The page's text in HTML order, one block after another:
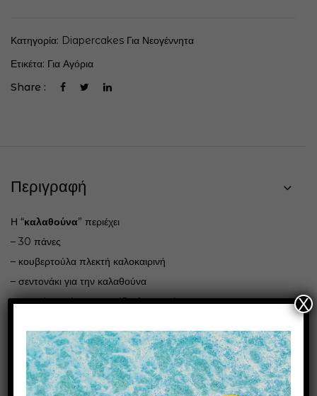
Κατηγορία: Diapercakes Για Νεογέννητα
Ετικέτα: Για Αγόρια
Share :
Περιγραφή
Η “καλαθούνα” περιέχει
– 30 πάνες
– κουβερτούλα πλεκτή καλοκαιρινή
– σεντονάκι για την καλαθούνα
– φορμάκι εσώρουχο σχέδιο λιονταράκι
Δείτε όμορφες και γλυκές ευχές για νεογέννητο κοριτσάκι ή
αγοράκι
X